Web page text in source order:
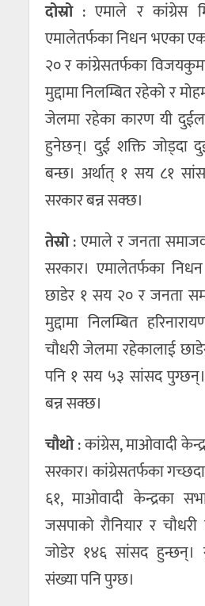
दोस्रो: एमाले र कांग्रेस
एमालेतर्फका निधन भएका
२० र कांग्रेसतर्फका
मुद्दामा निलम्बित रहेको र
जेलमा रहेका कारण यी
हुनेछन्। दुई शक्ति जोड्दा
बन्छ। अर्थात् १ सय ८१
सरकार बन्न सक्छ।
तेस्रो: एमाले र जनता
सरकार। एमालेतर्फका
छाडेर १ सय २० र जनता
मुद्दामा निलम्बित
चौधरी जेलमा रहेकालाई
पनि १ सय ५३ सांसद
बन्न सक्छ।
चौथो: कांग्रेस, माओवादी
सरकार। कांग्रेसतर्फका
६१, माओवादी केन्द्रका
जसपाको रौनियार र
जोडेर १४६ सांसद हुन्छन्।
संख्या पनि पुग्छ।